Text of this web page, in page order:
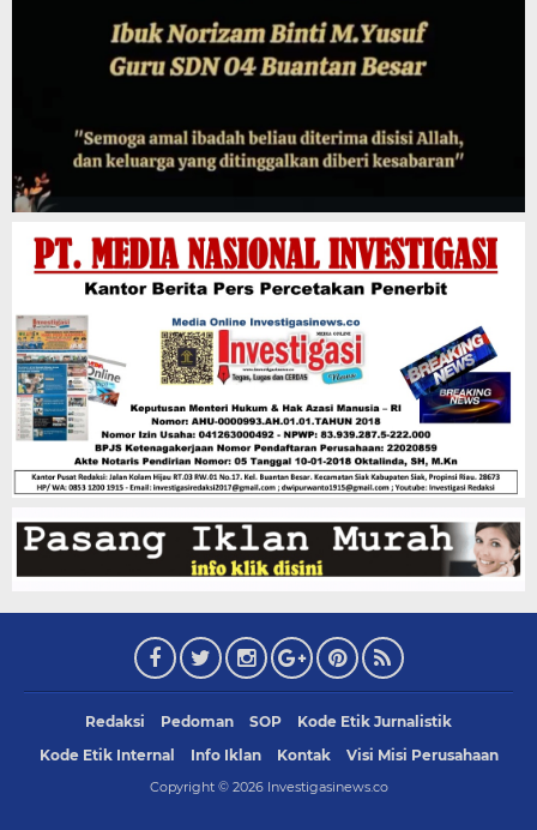
Redaksi Pedoman SOP
Kode Etik Jurnalistik
Kode Etik Internal
Info Iklan Kontak Visi Misi Perusahaan
Copyright © 2026 Investigasinews.co